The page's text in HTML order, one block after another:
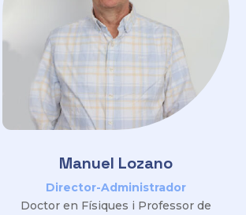
Manuel Lozano
Director-Administrador
Doctor en Físiques i Professor de